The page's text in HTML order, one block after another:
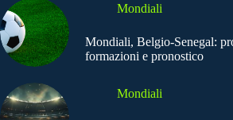
Mondiali
Mondiali, Belgio-Senegal:
formazioni e pronostico
Mondiali